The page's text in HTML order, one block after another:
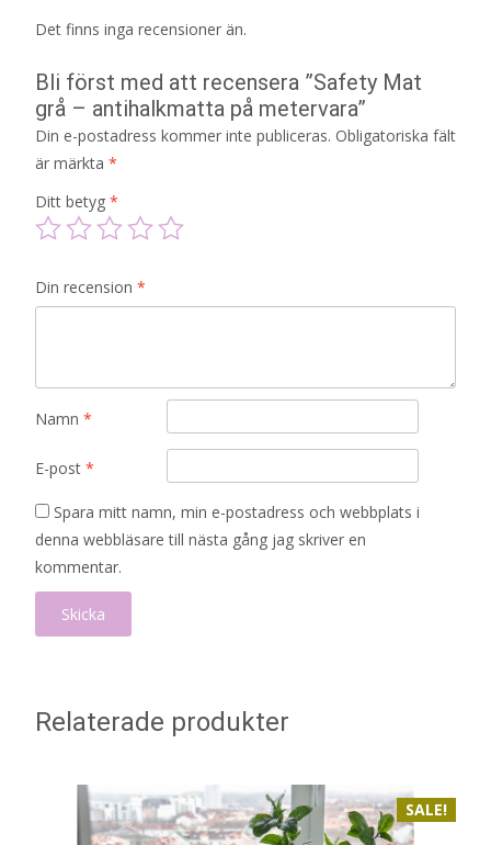
Det finns inga recensioner än.
Bli först med att recensera ”Safety Mat
grå – antihalkmatta på metervara”
Din e-postadress kommer inte publiceras. Obligatoriska fält
är märkta *
Ditt betyg *
Din recension *
Namn *
E-post *
Spara mitt namn, min e-postadress och webbplats i
denna webbläsare till nästa gång jag skriver en
kommentar.
Relaterade produkter
SALE!